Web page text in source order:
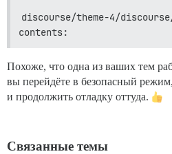
discourse/theme-4/
contents:
Похоже, что одна из ваших тем
вы перейдёте в безопасный
и продолжить отладку оттуда.
Связанные темы